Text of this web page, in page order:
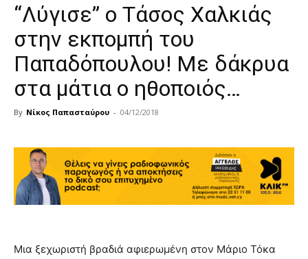
“Λύγισε” ο Τάσος Χαλκιάς
στην εκπομπή του
Παπαδόπουλου! Με δάκρυα
στα μάτια ο ηθοποιός…
By Νίκος Παπασταύρου - 04/12/2018
Μια ξεχωριστή βραδιά αφιερωμένη στον Μάριο Τόκα